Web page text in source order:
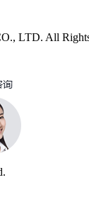
LTD. All